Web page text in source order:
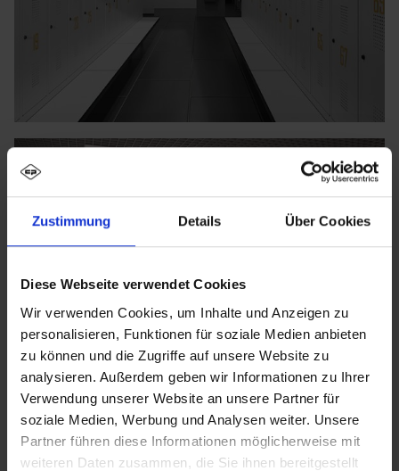
Zustimmung Details Über Cookies
Diese Webseite verwendet Cookies
Wir verwenden Cookies, um Inhalte und Anzeigen zu
personalisieren, Funktionen für soziale Medien anbieten
zu können und die Zugriffe auf unsere Website zu
analysieren. Außerdem geben wir Informationen zu Ihrer
Verwendung unserer Website an unsere Partner für
soziale Medien, Werbung und Analysen weiter. Unsere
Partner führen diese Informationen möglicherweise mit
weiteren Daten zusammen, die Sie ihnen bereitgestellt